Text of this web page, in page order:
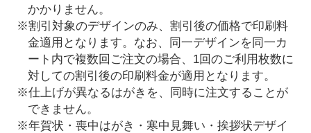
かかりません。
※割引対象のデザインのみ、割引後の価格で印刷料
金適用となります。なお、同一デザインを同一カ
ート内で複数回ご注文の場合、1回のご利用枚数に
対しての割引後の印刷料金が適用となります。
※仕上げが異なるはがきを、同時に注文することが
できません。
※年賀状・喪中はがき・寒中見舞い・挨拶状デザイ